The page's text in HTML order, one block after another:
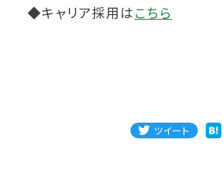
◆キャリア採用はこちら
ツイート